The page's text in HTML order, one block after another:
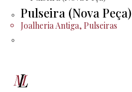
Pulseira (Nova Peça)
Joalheria Antiga, Pulseiras